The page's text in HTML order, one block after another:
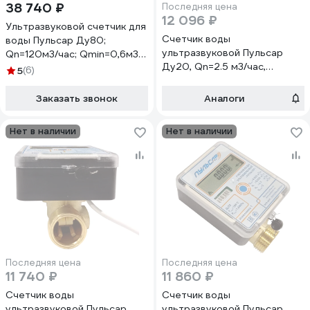
38 740 ₽
Ультразвуковой счетчик для
воды Пульсар Ду80;
Qn=120м3/час; Qmin=0,6м3/
час; L=225мм; Тmax=105C;
5(6)
Заказать звонок
Последняя цена
12 096 ₽
Счетчик воды
ультразвуковой Пульсар
Ду20, Qn=2.5 м3/час,
мм, с импульсным выходом,
МПИ 6 лет Н00009867
Аналоги
Нет в наличии
Последняя цена
11 740 ₽
Счетчик воды
Нет в наличии
Последняя цена
11 860 ₽
Счетчик воды